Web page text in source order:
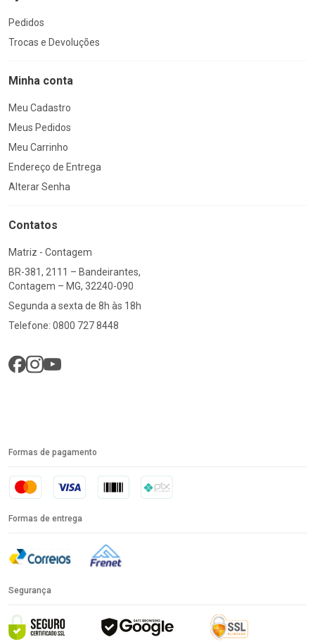
Pedidos
Trocas e Devoluções
Minha conta
Meu Cadastro
Meus Pedidos
Meu Carrinho
Endereço de Entrega
Alterar Senha
Contatos
Matriz - Contagem
BR-381, 2111 – Bandeirantes,
Contagem – MG, 32240-090
Segunda a sexta de 8h às 18h
Telefone: 0800 727 8448
Formas de pagamento
Formas de entrega
Segurança